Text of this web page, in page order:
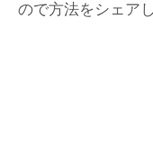
ので方法をシェアし